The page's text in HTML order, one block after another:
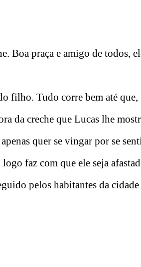
Boa praça e amigo de todos,
filho. Tudo corre bem até
da creche que Lucas lhe
quer se vingar por se
faz com que ele seja
pelos habitantes da